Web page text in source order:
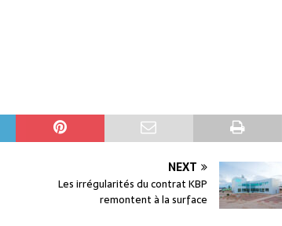
NEXT
Les irrégularités du contrat KBP
remontent à la surface